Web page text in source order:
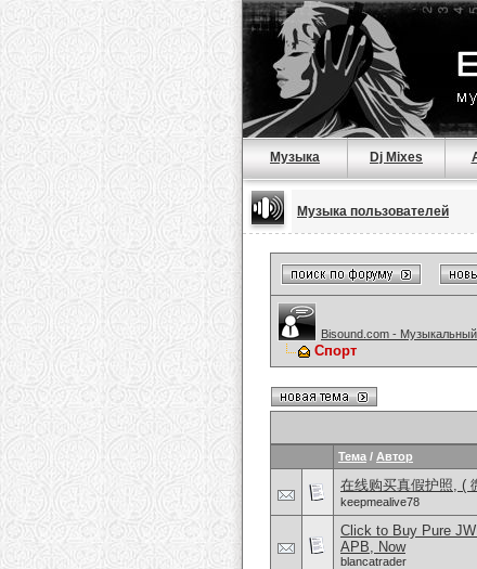
Музыка Dj Mixes
Музыка пользователей
Bisound.com -
Спорт
Тема / Автор
在线购买真假护照, (
keepmealive78
Click to Buy Pure
APB, Now
blancatrader